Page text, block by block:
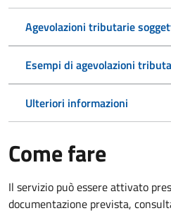
Agevolazioni tributarie
Esempi di agevolazioni
Ulteriori informazioni
Come fare
Il servizio può essere attivato
documentazione prevista,